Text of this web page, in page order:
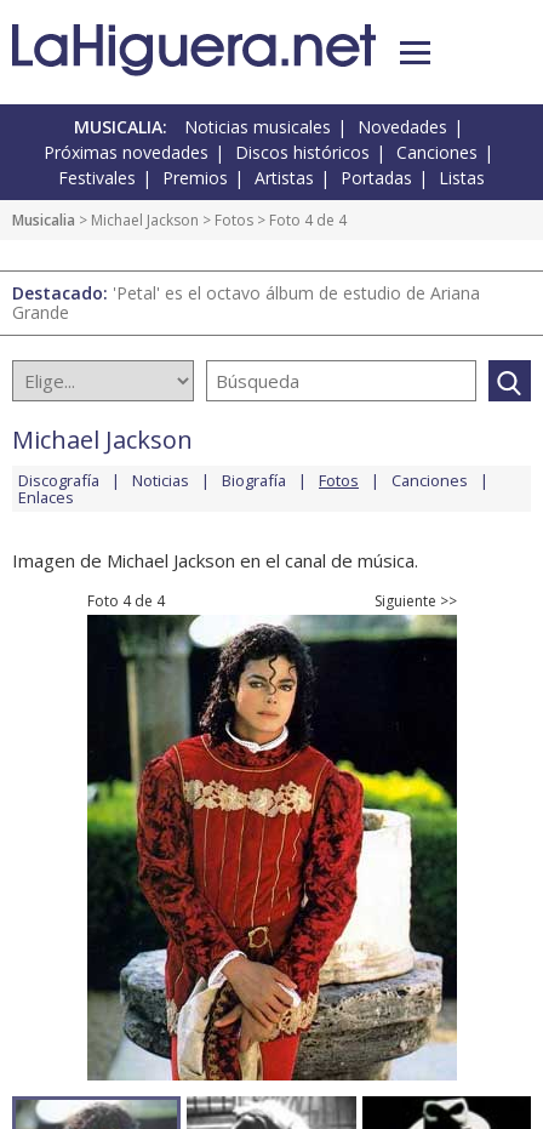
MUSICALIA: Noticias musicales
Novedades
Próximas novedades
Discos históricos
Canciones
Festivales
Premios Artistas Portadas Listas
Musicalia > Michael Jackson > Fotos > Foto 4 de 4
Destacado: 'Petal' es el octavo álbum de estudio de Ariana
Grande
Michael Jackson
Discografía Noticias Biografía Fotos Canciones
Enlaces
Imagen de Michael Jackson en el canal de música.
Foto 4 de 4 Siguiente >>